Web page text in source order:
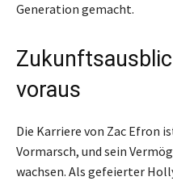
Generation gemacht.
voraus
Die Karriere von Zac Efron
Vormarsch, und sein
wachsen. Als gefeierter